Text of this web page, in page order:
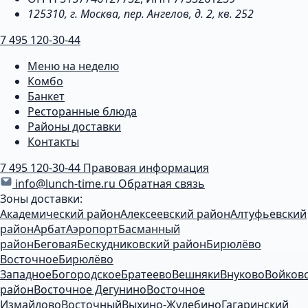
125310, г. Москва, пер. Ангелов, д. 2, кв. 252
7 495 120-30-44
Меню на неделю
Комбо
Банкет
Ресторанные блюда
Районы доставки
Контакты
7 495 120-30-44 Правовая информация
info@lunch-time.ru Обратная связь
Зоны доставки:
Академический районАлексеевский районАлтуфьевский
районАрбатАэропортБасманный
районБеговаяБескудниковский районБирюлёво
ВосточноеБирюлёво
ЗападноеБогородскоеБратеевоВешнякиВнуково
районВосточное ДегуниноВосточное
ИзмайловоВосточныйВыхино-ЖулебиноГагаринский